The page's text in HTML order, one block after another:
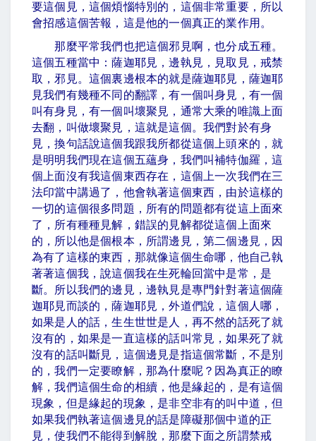
要這個見，這個煩惱特別的，這個非常重要，所以
會招感這個苦報，這是他的一個真正的業作用。
那麼平常我們也把這個邪見啊，也分成五種。
這個五種當中：薩迦耶見，邊執見，見取見，戒禁
取，邪見。這個裏邊根本的就是薩迦耶見，薩迦耶
見我們有幾種不同的翻譯，有一個叫身見，有一個
叫有身見，有一個叫壞聚見，通常大乘的唯識上面
去翻，叫做壞聚見，這就是這個。我們對於有身
見，換句話說這個我跟我所都從這個上頭來的，就
是明明我們現在這個五蘊身，我們叫補特伽羅，這
個上面沒有我這個東西存在，這個上一次我們在三
法印當中講過了，他會執著這個東西，由於這樣的
一切的這個很多問題，所有的問題都有從這上面來
了，所有種種見解，錯誤的見解都從這個上面來
的，所以他是個根本，所謂邊見，第二個邊見，因
為有了這樣的東西，那就像這個生命哪，他自己執
著著這個我，說這個我在生死輪回當中是常，是
斷。所以我們的邊見，邊執見是專門針對著這個薩
迦耶見而談的，薩迦耶見，外道們說，這個人哪，
如果是人的話，生生世世是人，再不然的話死了就
沒有的，如果是一直這樣的話叫常見，如果死了就
沒有的話叫斷見，這個邊見是指這個常斷，不是別
的，我們一定要瞭解，那為什麼呢？因為真正的瞭
解，我們這個生命的相續，他是緣起的，是有這個
現象，但是緣起的現象，是非空非有的叫中道，但
如果我們執著這個邊見的話是障礙那個中道的正
見，使我們不能得到解脫，那麼下面之所謂禁戒